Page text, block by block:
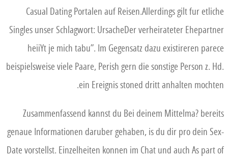
Casual Dating Portalen auf Reisen.Allerdings gilt fur etliche
Singles unser Schlagwort: UrsacheDer verheirateter Ehepartner
heiiYt je mich tabu”. Im Gegensatz dazu existireren parece
beispielsweise viele Paare, Perish gern die sonstige Person z. Hd.
ein Ereignis stoned dritt anhalten mochten.
Zusammenfassend kannst du Bei deinem Mittelma? bereits
genaue Informationen daruber gehaben, is du dir pro dein Sex-
Date vorstellst. Einzelheiten konnen im Chat und auch As part of